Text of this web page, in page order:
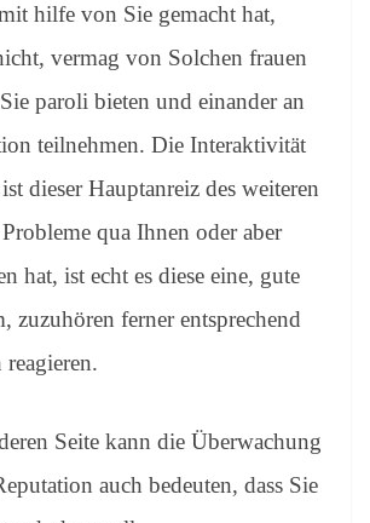
hilfe von Sie gemacht hat,
vermag von Solchen frauen
paroli bieten und einander an
teilnehmen. Die Interaktivität
dieser Hauptanreiz des weiteren
qua Ihnen oder aber
hat, ist echt es diese eine, gute
zuzuhören ferner entsprechend
reagieren.
Seite kann die Überwachung
auch bedeuten, dass Sie